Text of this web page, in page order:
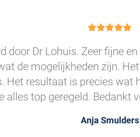
door Dr Lohuis. Zeer fijne
de mogelijkheden zijn.
Het resultaat is precies wat
alles top geregeld. Bedankt
Anja Smulders